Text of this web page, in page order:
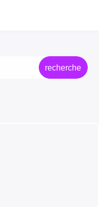
recherche